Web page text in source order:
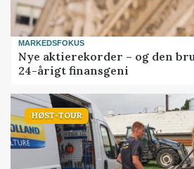
MARKEDSFOKUS
Nye aktierekorder – og den
24-årigt finansgeni
HØST-TOUR